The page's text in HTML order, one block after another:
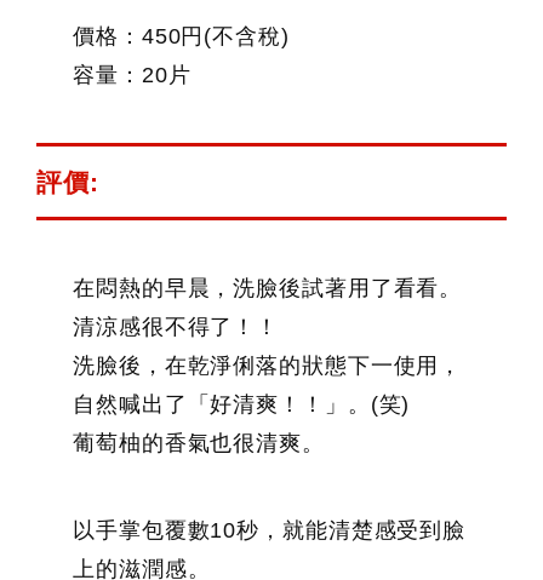
價格：450円(不含稅)
容量：20片
評價:
在悶熱的早晨，洗臉後試著用了看看。
清涼感很不得了！！
洗臉後，在乾淨俐落的狀態下一使用，
自然喊出了「好清爽！！」。(笑)
葡萄柚的香氣也很清爽。
以手掌包覆數10秒，就能清楚感受到臉
上的滋潤感。